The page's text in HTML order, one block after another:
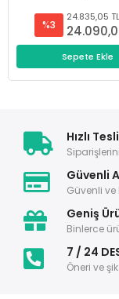
%3
24.835,05 TL
Sepete Ekle
Hızlı
Güvenli
Güvenli
Geniş
Binlerce
7 / 24
Öneri ve